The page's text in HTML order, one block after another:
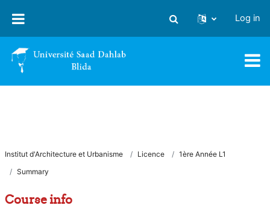
Toggle search input
Log in
Institut d'Architecture et Urbanisme Licence
1ère Année L1
Summary
Course info